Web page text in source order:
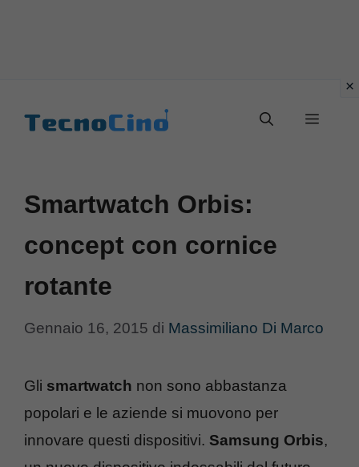
Menu
Smartwatch Orbis:
concept con cornice
rotante
Gennaio 16, 2015 di Massimiliano Di Marco
Gli smartwatch non sono abbastanza
popolari e le aziende si muovono per
innovare questi dispositivi. Samsung Orbis,